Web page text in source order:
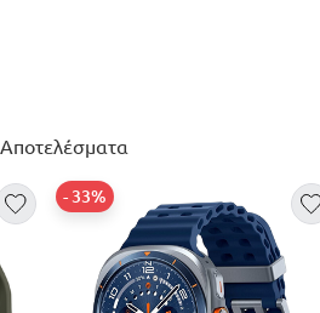
Αποτελέσματα
- 33%